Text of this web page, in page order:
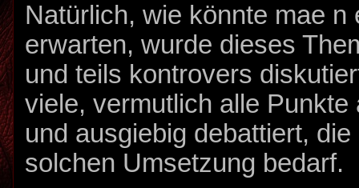
Natürlich, wie könnte mae n
erwarten, wurde dieses
und teils kontrovers
viele, vermutlich alle Punkte
und ausgiebig debattiert,
solchen Umsetzung bedarf.